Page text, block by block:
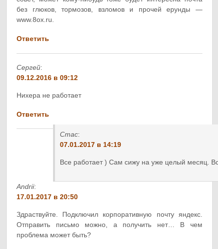
без глюков, тормозов, взломов и прочей ерунды —
www.8ox.ru.
Ответить
Сергей:
09.12.2016 в 09:12
Нихера не работает
Ответить
Стас:
07.01.2017 в 14:19
Все работает ) Сам сижу на уже целый месяц.
Andrii:
17.01.2017 в 20:50
Здраствуйте. Подключил корпоративную почту яндекс.
Отправить письмо можно, а получить нет… В чем
проблема может быть?